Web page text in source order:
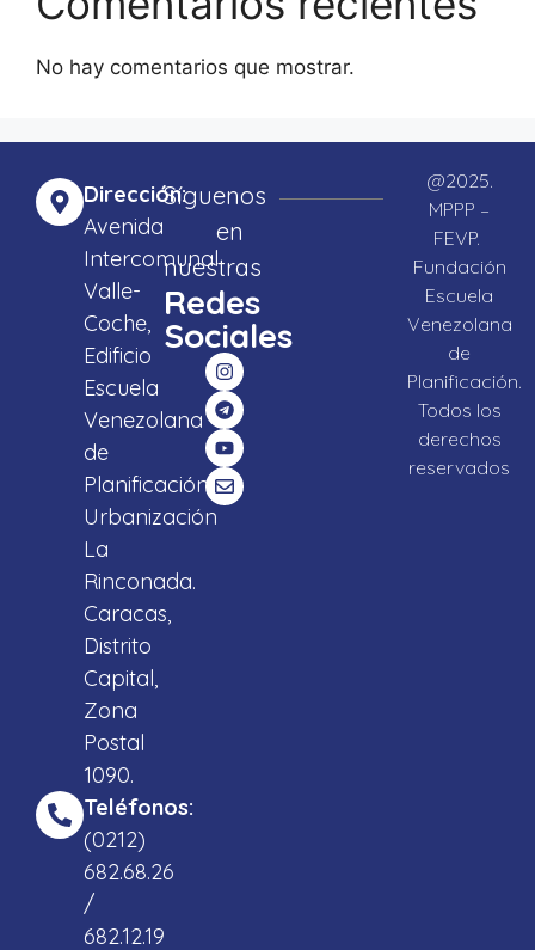
No hay comentarios que mostrar.
Dirección:
Avenida
Intercomunal
Valle-
Coche,
Edificio
Escuela
Venezolana
de
Planificación,
Urbanización
La
Rinconada.
Caracas,
Distrito
Capital,
Zona
Postal
1090.
Teléfonos:
(0212)
682.68.26
/
682.12.19
Síguenos
en
nuestras
Redes
Sociales
@2025.
MPPP –
FEVP.
Fundación
Escuela
Venezolana
de
Planificación.
Todos los
derechos
reservados